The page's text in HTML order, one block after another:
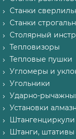
Станки
Станки
Столярный
Тепловизоры
Тепловые пушки
Угломеры и
Угольники
Ударно-
Установки
Штангенциркули
Штанги,